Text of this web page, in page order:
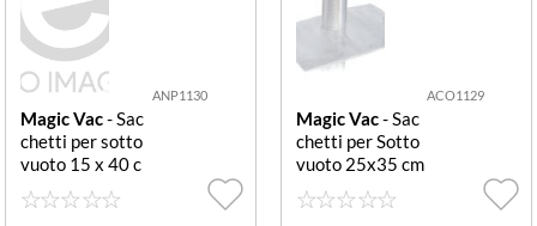
ANP1130
Magic Vac- Sac
chetti per sotto
vuoto 15 x 40 c
m 50 pezzi SAC
CH SOTTOVUO
ACO1129
Magic Vac- Sac
chetti per Sotto
vuoto 25x35 cm
50 Pezzi SACCH
SOTTOVUOTO